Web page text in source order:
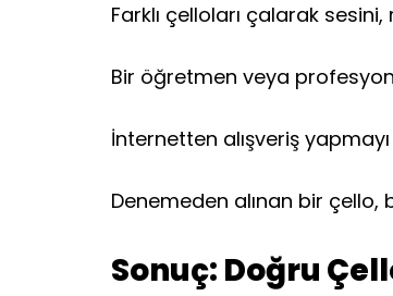
Farklı çelloları çalarak
Bir öğretmen veya
İnternetten alışveriş
Denemeden alınan bir çello,
Sonuç: Doğru